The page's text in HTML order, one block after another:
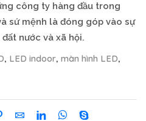
công ty hàng đầu trong
sứ mệnh là đóng góp vào sự
nước và xã hội.
, LED indoor, màn hình LED,